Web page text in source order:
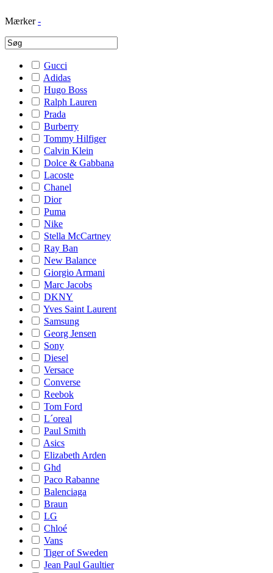
Mærker -
Gucci
Adidas
Hugo Boss
Ralph Lauren
Prada
Burberry
Tommy Hilfiger
Calvin Klein
Dolce & Gabbana
Lacoste
Chanel
Dior
Puma
Nike
Stella McCartney
Ray Ban
New Balance
Giorgio Armani
Marc Jacobs
DKNY
Yves Saint Laurent
Samsung
Georg Jensen
Sony
Diesel
Versace
Converse
Reebok
Tom Ford
L´oreal
Paul Smith
Asics
Elizabeth Arden
Ghd
Paco Rabanne
Balenciaga
Braun
LG
Chloé
Vans
Tiger of Sweden
Jean Paul Gaultier